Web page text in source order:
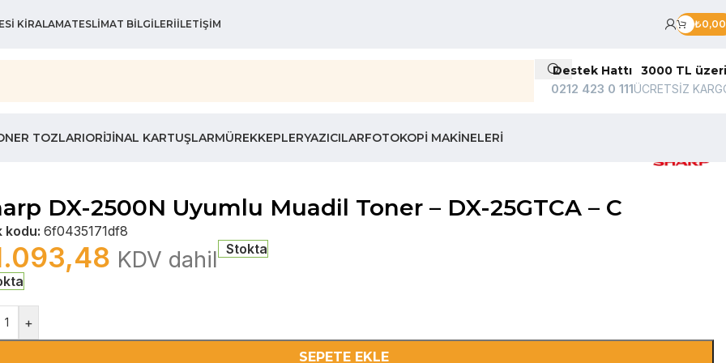
KIRALAMATESLIMAT BILGILERIİLETIŞIM ₺0,00
Destek Hattı
0212 423 0 111
3000 TL üzeri
ÜCRETSİZ
TOZLARIORIJINAL KARTUŞLARMÜREKKEPLERYAZICILARFOTOKOPI MAKINELERI
DX-2500N Uyumlu Muadil Toner – DX-25GTCA – C
kodu:6f0435171df8
KDV dahil Stokta
+
SEPETE EKLE